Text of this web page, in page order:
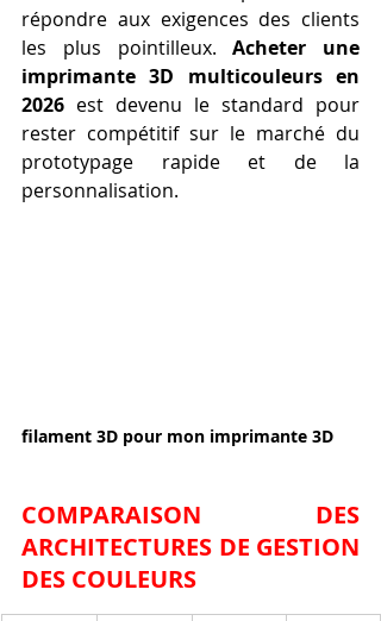
répondre aux exigences des clients
les plus pointilleux. Acheter une
imprimante 3D multicouleurs en
2026 est devenu le standard pour
rester compétitif sur le marché du
prototypage rapide et de la
personnalisation.
filament 3D pour mon imprimante 3D
COMPARAISON DES
ARCHITECTURES DE GESTION
DES COULEURS